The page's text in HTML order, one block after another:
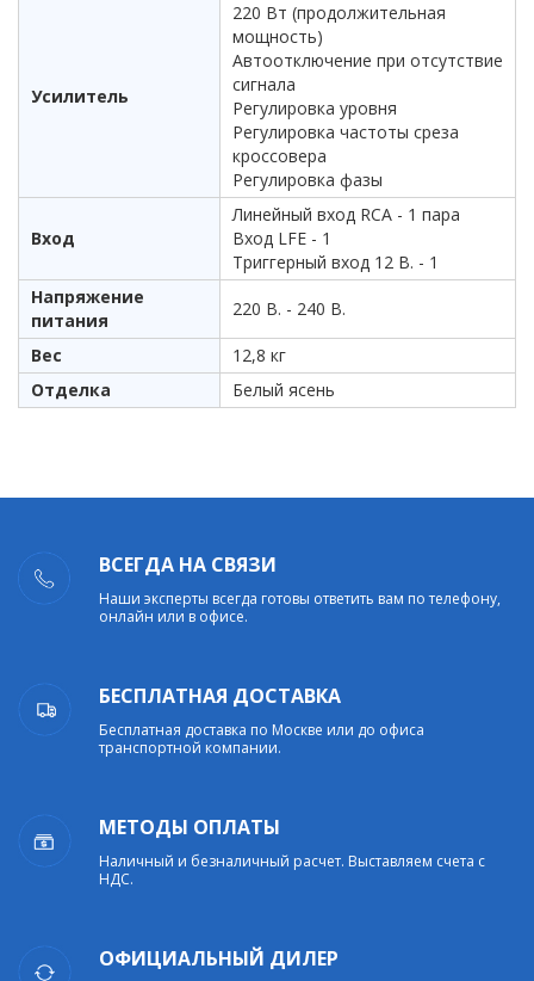
Усилитель
220 Вт (продолжительная
мощность)
Автоотключение при отсутствие
сигнала
Регулировка уровня
Регулировка частоты среза
кроссовера
Регулировка фазы
Вход
Линейный вход RCA - 1 пара
Вход LFE - 1
Триггерный вход 12 В. - 1
Напряжение
питания
220 В. - 240 В.
Вес
12,8 кг
Отделка
Белый ясень
ВСЕГДА НА СВЯЗИ
Наши эксперты всегда готовы ответить вам по телефону,
онлайн или в офисе.
БЕСПЛАТНАЯ ДОСТАВКА
Бесплатная доставка по Москве или до офиса
транспортной компании.
МЕТОДЫ ОПЛАТЫ
Наличный и безналичный расчет. Выставляем счета с
НДС.
ОФИЦИАЛЬНЫЙ ДИЛЕР